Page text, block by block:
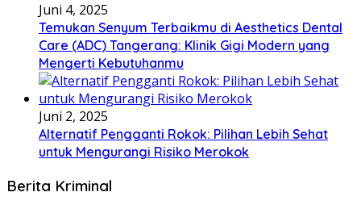
Juni 4, 2025
Temukan Senyum Terbaikmu di Aesthetics Dental
Care (ADC) Tangerang: Klinik Gigi Modern yang
Mengerti Kebutuhanmu
Juni 2, 2025
Alternatif Pengganti Rokok: Pilihan Lebih Sehat
untuk Mengurangi Risiko Merokok
Berita Kriminal